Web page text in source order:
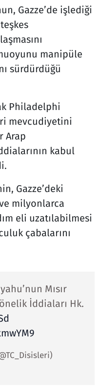
Gazze’de işlediği
manipüle
sürdürdüğü
Philadelphi
mevcudiyetini
Arap
kabul
Gazze’deki
milyonlarca
eli uzatılabilmesi
çabalarını
Mısır
İddiaları Hk.